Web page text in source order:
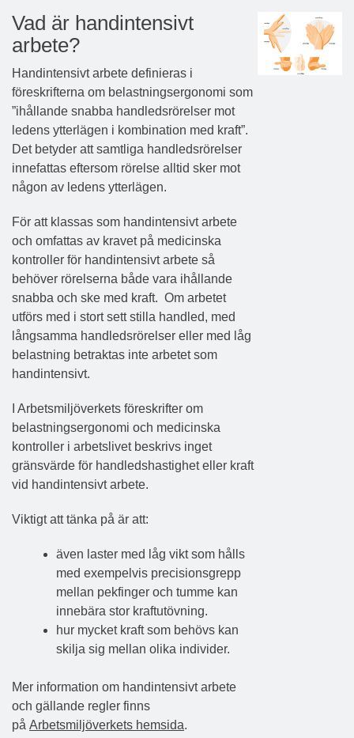
Vad är handintensivt
arbete?
Handintensivt arbete definieras i
föreskrifterna om belastningsergonomi som
”ihållande snabba handledsrörelser mot
ledens ytterlägen i kombination med kraft”.
Det betyder att samtliga handledsrörelser
innefattas eftersom rörelse alltid sker mot
någon av ledens ytterlägen.
För att klassas som handintensivt arbete
och omfattas av kravet på medicinska
kontroller för handintensivt arbete så
behöver rörelserna både vara ihållande
snabba och ske med kraft. Om arbetet
utförs med i stort sett stilla handled, med
långsamma handledsrörelser eller med låg
belastning betraktas inte arbetet som
handintensivt.
I Arbetsmiljöverkets föreskrifter om
belastningsergonomi och medicinska
kontroller i arbetslivet beskrivs inget
gränsvärde för handledshastighet eller kraft
vid handintensivt arbete.
Viktigt att tänka på är att:
även laster med låg vikt som hålls
med exempelvis precisionsgrepp
mellan pekfinger och tumme kan
innebära stor kraftutövning.
hur mycket kraft som behövs kan
skilja sig mellan olika individer.
Mer information om handintensivt arbete
och gällande regler finns
på Arbetsmiljöverkets hemsida.